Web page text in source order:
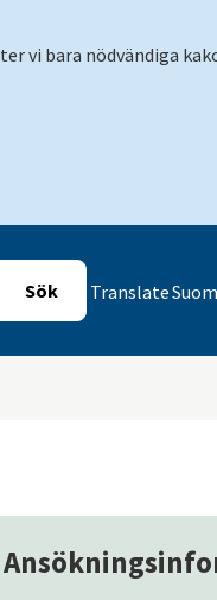
vi bara nödvändiga
Translate